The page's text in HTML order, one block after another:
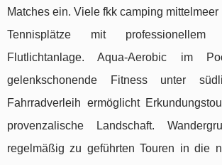
Matches ein. Viele fkk camping
Tennisplätze mit
Flutlichtanlage. Aqua-Aerobic im
gelenkschonende Fitness unter
Fahrradverleih ermöglicht
provenzalische Landschaft.
regelmäßig zu geführten Touren in die